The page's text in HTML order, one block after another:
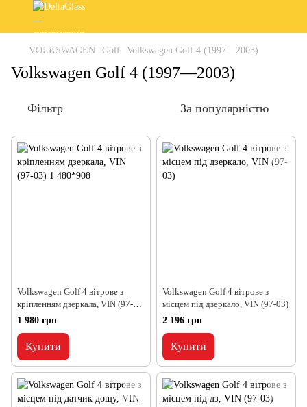
VOLKSWAGEN Golf Volkswagen Golf 4 (1997—2003)
Volkswagen Golf 4 (1997—2003)
Фільтр За популярністю
Volkswagen Golf 4 вітрове з
кріпленням дзеркала, VIN (97-
03) 1 480*908
1 980 грн
Купити
Volkswagen Golf 4 вітрове з
місцем під дзеркалo, VIN (97-03)
2 196 грн
Купити